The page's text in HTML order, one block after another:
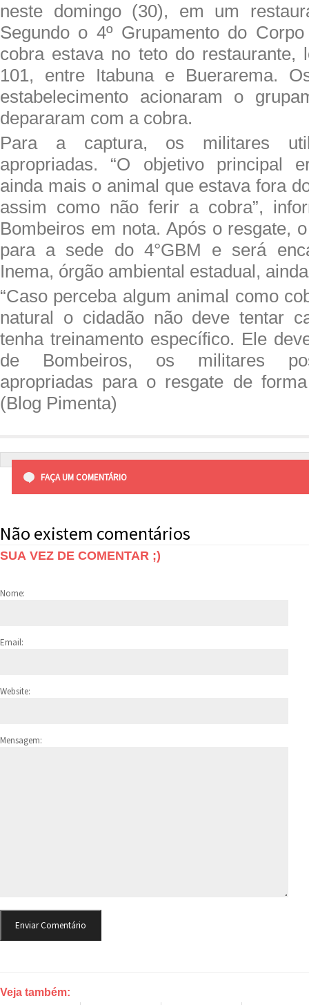
neste domingo (30), em um
Segundo o 4º Grupamento do
cobra estava no teto do restaurante,
101, entre Itabuna e Buerarema.
estabelecimento acionaram o
depararam com a cobra.
Para a captura, os militares
apropriadas. “O objetivo principal
ainda mais o animal que estava fora
assim como não ferir a cobra”,
Bombeiros em nota. Após o resgate,
para a sede do 4°GBM e será
Inema, órgão ambiental estadual,
“Caso perceba algum animal como
natural o cidadão não deve tentar
tenha treinamento específico. Ele
de Bombeiros, os militares
apropriadas para o resgate de
(Blog Pimenta)
FAÇA UM COMENTÁRIO
Não existem comentários
SUA VEZ DE COMENTAR ;)
Nome:
Email:
Website:
Mensagem:
Veja também: